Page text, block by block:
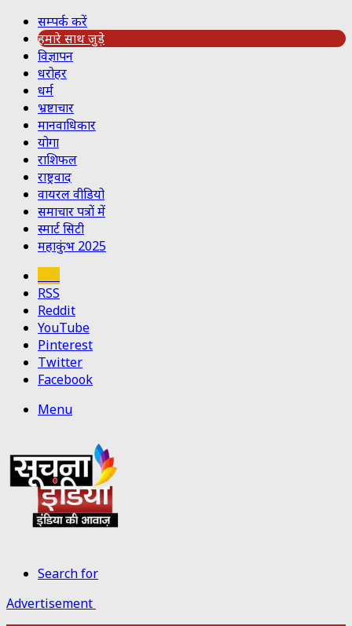
सम्पर्क करें
हमारे साथ जुड़े
विज्ञापन
धरोहर
धर्म
भ्रष्टाचार
मानवाधिकार
योगा
राशिफल
राष्ट्रवाद
वायरल वीडियो
समाचार पत्रों में
स्मार्ट सिटी
महाकुंभ 2025
RSS
Reddit
YouTube
Pinterest
Twitter
Facebook
Menu
Search for
Advertisement